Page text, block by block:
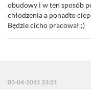
obudowy i w ten sposób
chłodzenia a ponadto
Będzie cicho pracował.;)
03-04-2011 23:31